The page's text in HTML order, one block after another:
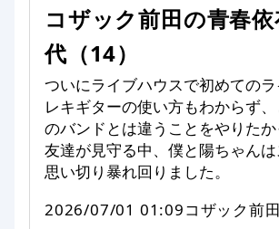
コザック前田の青春
代（14）
ついにライブハウスで初めての
レキギターの使い方もわからず
のバンドとは違うことをやりたか
友達が見守る中、僕と陽ちゃん
思い切り暴れ回りました。
2026/07/01 01:09コザック前田